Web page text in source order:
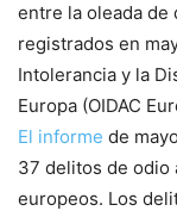
entre la oleada
registrados en
Intolerancia y la
Europa (OIDAC
El informe de
37 delitos de odio
europeos. Los